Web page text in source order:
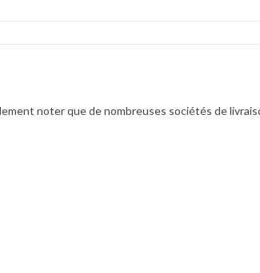
noter que de nombreuses sociétés de